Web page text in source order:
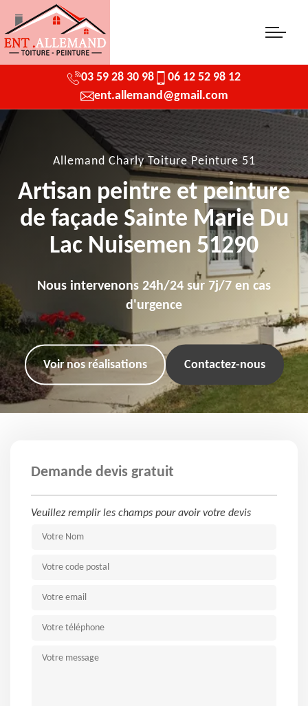
03 59 28 30 98
06 12 52 98 12
ent.allemand@gmail.com
Allemand Charly Toiture Peinture 51
Artisan peintre et peinture
de façade Sainte Marie Du
Lac Nuisemen 51290
Nous intervenons 24h/24 sur 7j/7 en cas
d'urgence
Voir nos réalisations Contactez-nous
Demande devis gratuit
Veuillez remplir les champs pour avoir votre devis